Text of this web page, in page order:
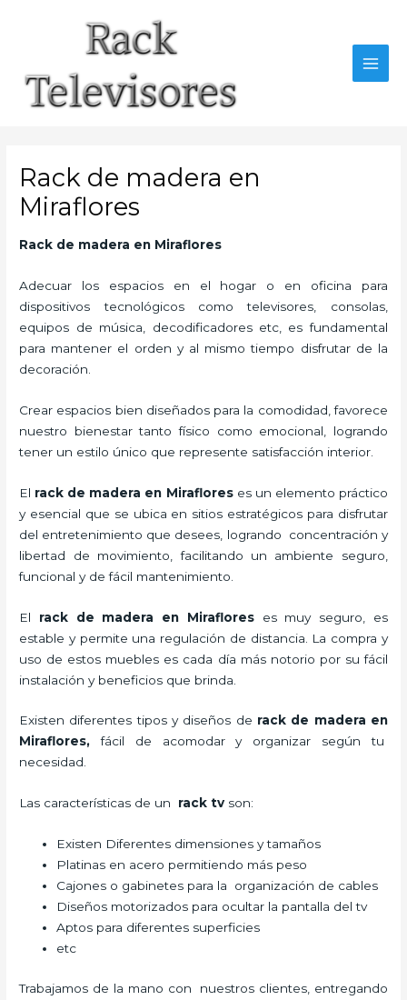
Rack de madera en
Miraflores
Rack de madera en Miraflores
Adecuar los espacios en el hogar o en oficina para
dispositivos tecnológicos como televisores, consolas,
equipos de música, decodificadores etc, es fundamental
para mantener el orden y al mismo tiempo disfrutar de la
decoración.
Crear espacios bien diseñados para la comodidad, favorece
nuestro bienestar tanto físico como emocional, logrando
tener un estilo único que represente satisfacción interior.
El rack de madera en Miraflores es un elemento práctico
y esencial que se ubica en sitios estratégicos para disfrutar
del entretenimiento que desees, logrando concentración y
libertad de movimiento, facilitando un ambiente seguro,
funcional y de fácil mantenimiento.
El rack de madera en Miraflores es muy seguro, es
estable y permite una regulación de distancia. La compra y
uso de estos muebles es cada día más notorio por su fácil
instalación y beneficios que brinda.
Existen diferentes tipos y diseños de rack de madera en
Miraflores, fácil de acomodar y organizar según tu
necesidad.
Las características de un rack tv son:
Existen Diferentes dimensiones y tamaños
Platinas en acero permitiendo más peso
Cajones o gabinetes para la organización de cables
Diseños motorizados para ocultar la pantalla del tv
Aptos para diferentes superficies
etc
Trabajamos de la mano con nuestros clientes, entregando